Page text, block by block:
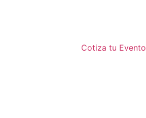
Cotiza tu Evento